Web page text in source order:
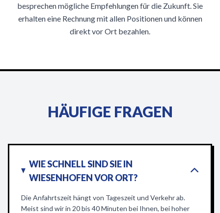
besprechen mögliche Empfehlungen für die Zukunft. Sie
erhalten eine Rechnung mit allen Positionen und können
direkt vor Ort bezahlen.
HÄUFIGE FRAGEN
WIE SCHNELL SIND SIE IN
WIESENHOFEN VOR ORT?
Die Anfahrtszeit hängt von Tageszeit und Verkehr ab.
Meist sind wir in 20 bis 40 Minuten bei Ihnen, bei hoher